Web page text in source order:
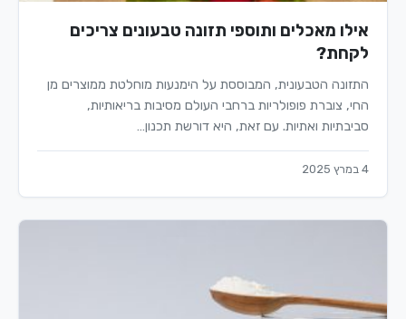
אילו מאכלים ותוספי תזונה טבעונים צריכים
לקחת?
התזונה הטבעונית, המבוססת על הימנעות מוחלטת ממוצרים מן
החי, צוברת פופולריות ברחבי העולם מסיבות בריאותיות,
סביבתיות ואתיות. עם זאת, היא דורשת תכנון…
4 במרץ 2025